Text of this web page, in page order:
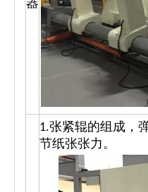
器
1.张紧辊的组成，
节纸张张力。